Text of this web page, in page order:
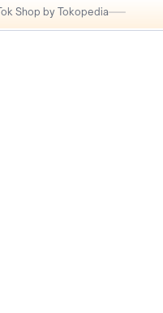
Shop by Tokopedia